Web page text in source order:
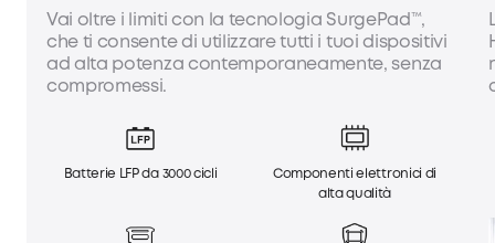
Vai oltre i limiti con la tecnologia SurgePad™,
che ti consente di utilizzare tutti i tuoi dispositivi
ad alta potenza contemporaneamente, senza
compromessi.
Batterie LFP da 3000 cicli
Componenti elettronici di
alta qualità